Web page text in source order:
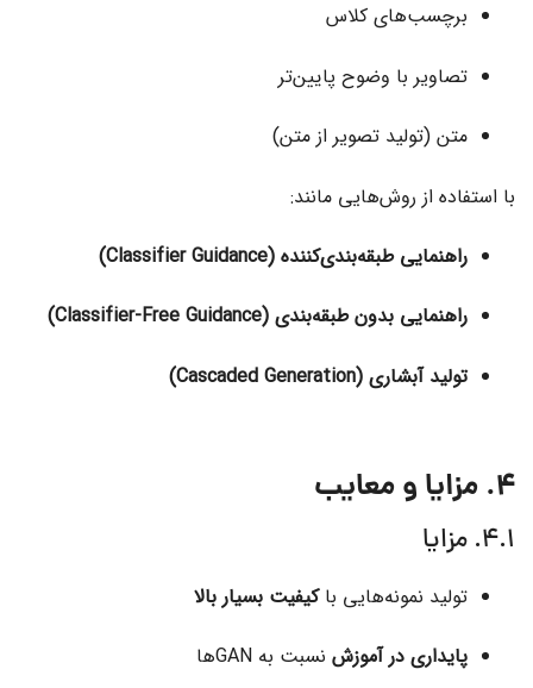
برچسب‌های کلاس
تصاویر با وضوح پایین‌تر
متن (تولید تصویر از متن)
با استفاده از روش‌هایی مانند:
راهنمایی طبقه‌بندی‌کننده (Classifier Guidance)
راهنمایی بدون طبقه‌بندی (Classifier-Free Guidance)
تولید آبشاری (Cascaded Generation)
4. مزایا و معایب
4.1. مزایا
تولید نمونه‌هایی باکیفیت بسیار بالا
پایداری در آموزش نسبت به GANها